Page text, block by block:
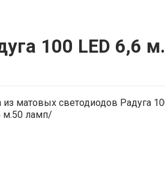
100 LED 6,6
из матовых светодиодов Радуга
м.50 ламп/